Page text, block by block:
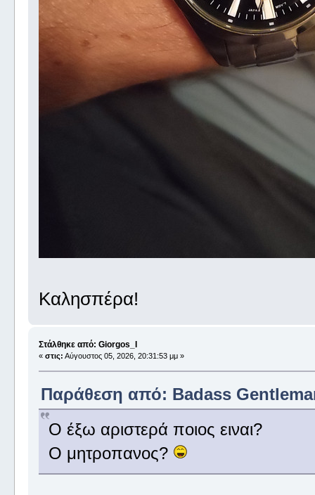
Καλησπέρα!
Στάλθηκε από: Giorgos_I
« στις: Αύγουστος 05, 2026, 20:31:53 μμ »
Παράθεση από: Badass
Ο έξω αριστερά ποιος ειναι?
Ο μητροπανος?